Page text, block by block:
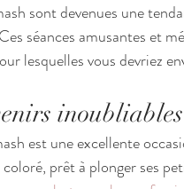
sont devenues une
séances amusantes et
lesquelles vous devriez
inoubliables
est une excellente
prêt à plonger ses